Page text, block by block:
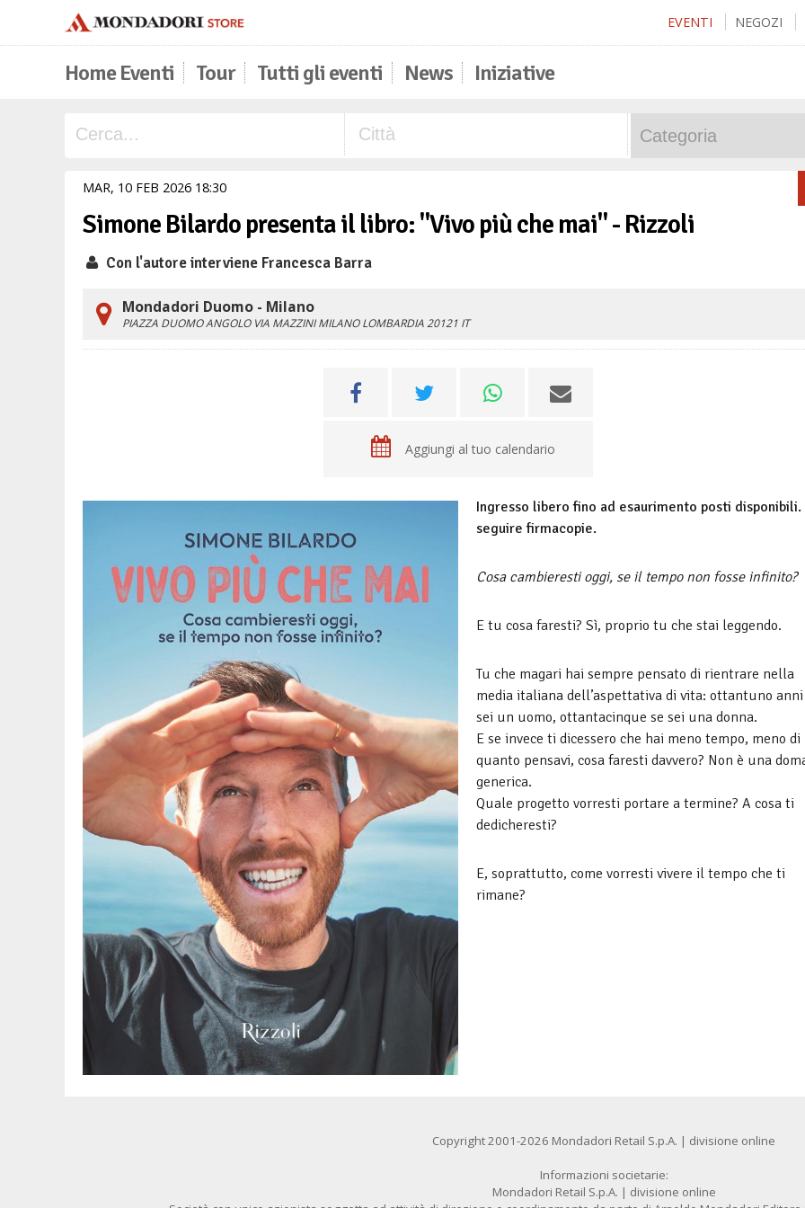
EVENTI NEGOZI
Home Eventi Tour Tutti gli eventi News Iniziative
MAR, 10 FEB 2026 1830
Simone Bilardo presenta il libro: "Vivo più che mai" - Rizzoli
Con l'autore interviene Francesca Barra
Mondadori Duomo - Milano
PIAZZA DUOMO ANGOLO VIA MAZZINIMILANO LOMBARDIA20121 IT
Aggiungi al tuo calendario
Ingresso libero fino ad esaurimento posti disponibili.
seguire firmacopie.
Cosa cambieresti oggi, se il tempo non fosse infinito?
E tu cosa faresti? Sì, proprio tu che stai leggendo.
Tu che magari hai sempre pensato di rientrare nella
media italiana dell’aspettativa di vita: ottantuno anni
sei un uomo, ottantacinque se sei una donna.
E se invece ti dicessero che hai meno tempo, meno di
quanto pensavi, cosa faresti davvero? Non è una
generica.
Quale progetto vorresti portare a termine? A cosa ti
dedicheresti?
E, soprattutto, come vorresti vivere il tempo che ti
rimane?
Copyright 2001-2026 Mondadori Retail S.p.A. | divisione online
Informazioni societarie:
Mondadori Retail S.p.A. | divisione online